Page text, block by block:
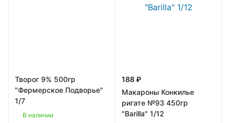
Творог 9% 500гр
"Фермерское Подворье"
1/7
В наличии
188 ₽
Макароны Конкилье
ригате №93 450гр
"Barilla" 1/12